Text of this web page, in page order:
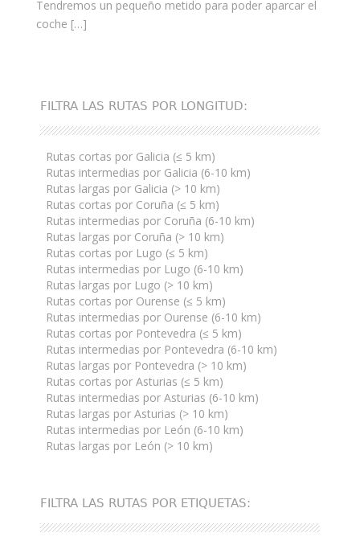
Tendremos un pequeño metido para poder aparcar el
coche […]
FILTRA LAS RUTAS POR LONGITUD:
Rutas cortas por Galicia (≤ 5 km)
Rutas intermedias por Galicia (6-10 km)
Rutas largas por Galicia (> 10 km)
Rutas cortas por Coruña (≤ 5 km)
Rutas intermedias por Coruña (6-10 km)
Rutas largas por Coruña (> 10 km)
Rutas cortas por Lugo (≤ 5 km)
Rutas intermedias por Lugo (6-10 km)
Rutas largas por Lugo (> 10 km)
Rutas cortas por Ourense (≤ 5 km)
Rutas intermedias por Ourense (6-10 km)
Rutas cortas por Pontevedra (≤ 5 km)
Rutas intermedias por Pontevedra (6-10 km)
Rutas largas por Pontevedra (> 10 km)
Rutas cortas por Asturias (≤ 5 km)
Rutas intermedias por Asturias (6-10 km)
Rutas largas por Asturias (> 10 km)
Rutas intermedias por León (6-10 km)
Rutas largas por León (> 10 km)
FILTRA LAS RUTAS POR ETIQUETAS: